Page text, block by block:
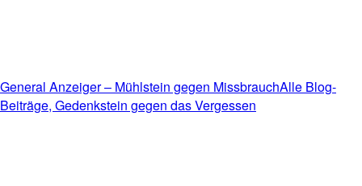
General Anzeiger – Mühlstein gegen MissbrauchAlle Blog-
Beiträge, Gedenkstein gegen das Vergessen